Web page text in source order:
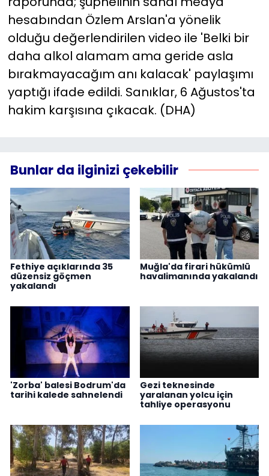
hesabından Özlem Arslan'a yönelik
olduğu değerlendirilen video ile 'Belki bir
daha alkol alamam ama geride asla
bırakmayacağım anı kalacak' paylaşımı
yaptığı ifade edildi. Sanıklar, 6 Ağustos'ta
hakim karşısına çıkacak. (DHA)
Bunlar da ilginizi çekebilir
Fethiye açıklarında 35
düzensiz göçmen
yakalandı
Muğla'da firari hükümlü
havalimanında yakalandı
'Zorba' balesi Bodrum'da
tarihi kalede sahnelendi
Gezi teknesinde
yaralanan yolcu için
tahliye operasyonu